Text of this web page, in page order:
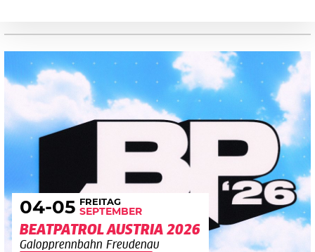
04-05 FREITAG
SEPTEMBER
BEATPATROL AUSTRIA 2026
Galopprennbahn Freudenau